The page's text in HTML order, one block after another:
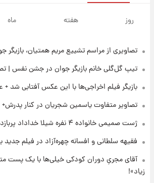
نام خودرو، مبلغ پیش
۲۳ ساعت پیش
کار استقلال و رامین
عکس / خداحافظی صمیمانه
۱ روز پیش
آتش اختلاف در
مذاق رضاییان خوش
روز هفته ماه
تصاویری از مراسم تشییع مریم همتیان، بازیگر
تیپ گل‌گلی خانم بازیگر جوان در جشن نفس |
بازیگر فیلم اخراجی‌ها با این عکس آفتابی شد
تصاویر متفاوت یاسمین شجریان در کنار
ژست صمیمی خانواده ۴ نفره شیلا خداداد پربازدید شد + عکس
فقیهه سلطانی و افسانه چهره‌آزاد در فیلم جدید
آقای مجریِ دوران کودکی خیلی‌ها با یک پست
زیاد»!